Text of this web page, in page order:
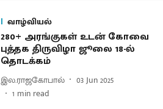
வாழ்வியல்
280+ அரங்குகள் உடன் கோவை
புத்தக திருவிழா ஜூலை 18-ல்
தொடக்கம்
இல.ராஜகோபால்
03 Jun 2025
1 min read